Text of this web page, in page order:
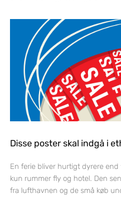
Disse poster skal indgå i
En ferie bliver hurtigt dyrere
kun rummer fly og hotel. Den
fra lufthavnen og de små køb